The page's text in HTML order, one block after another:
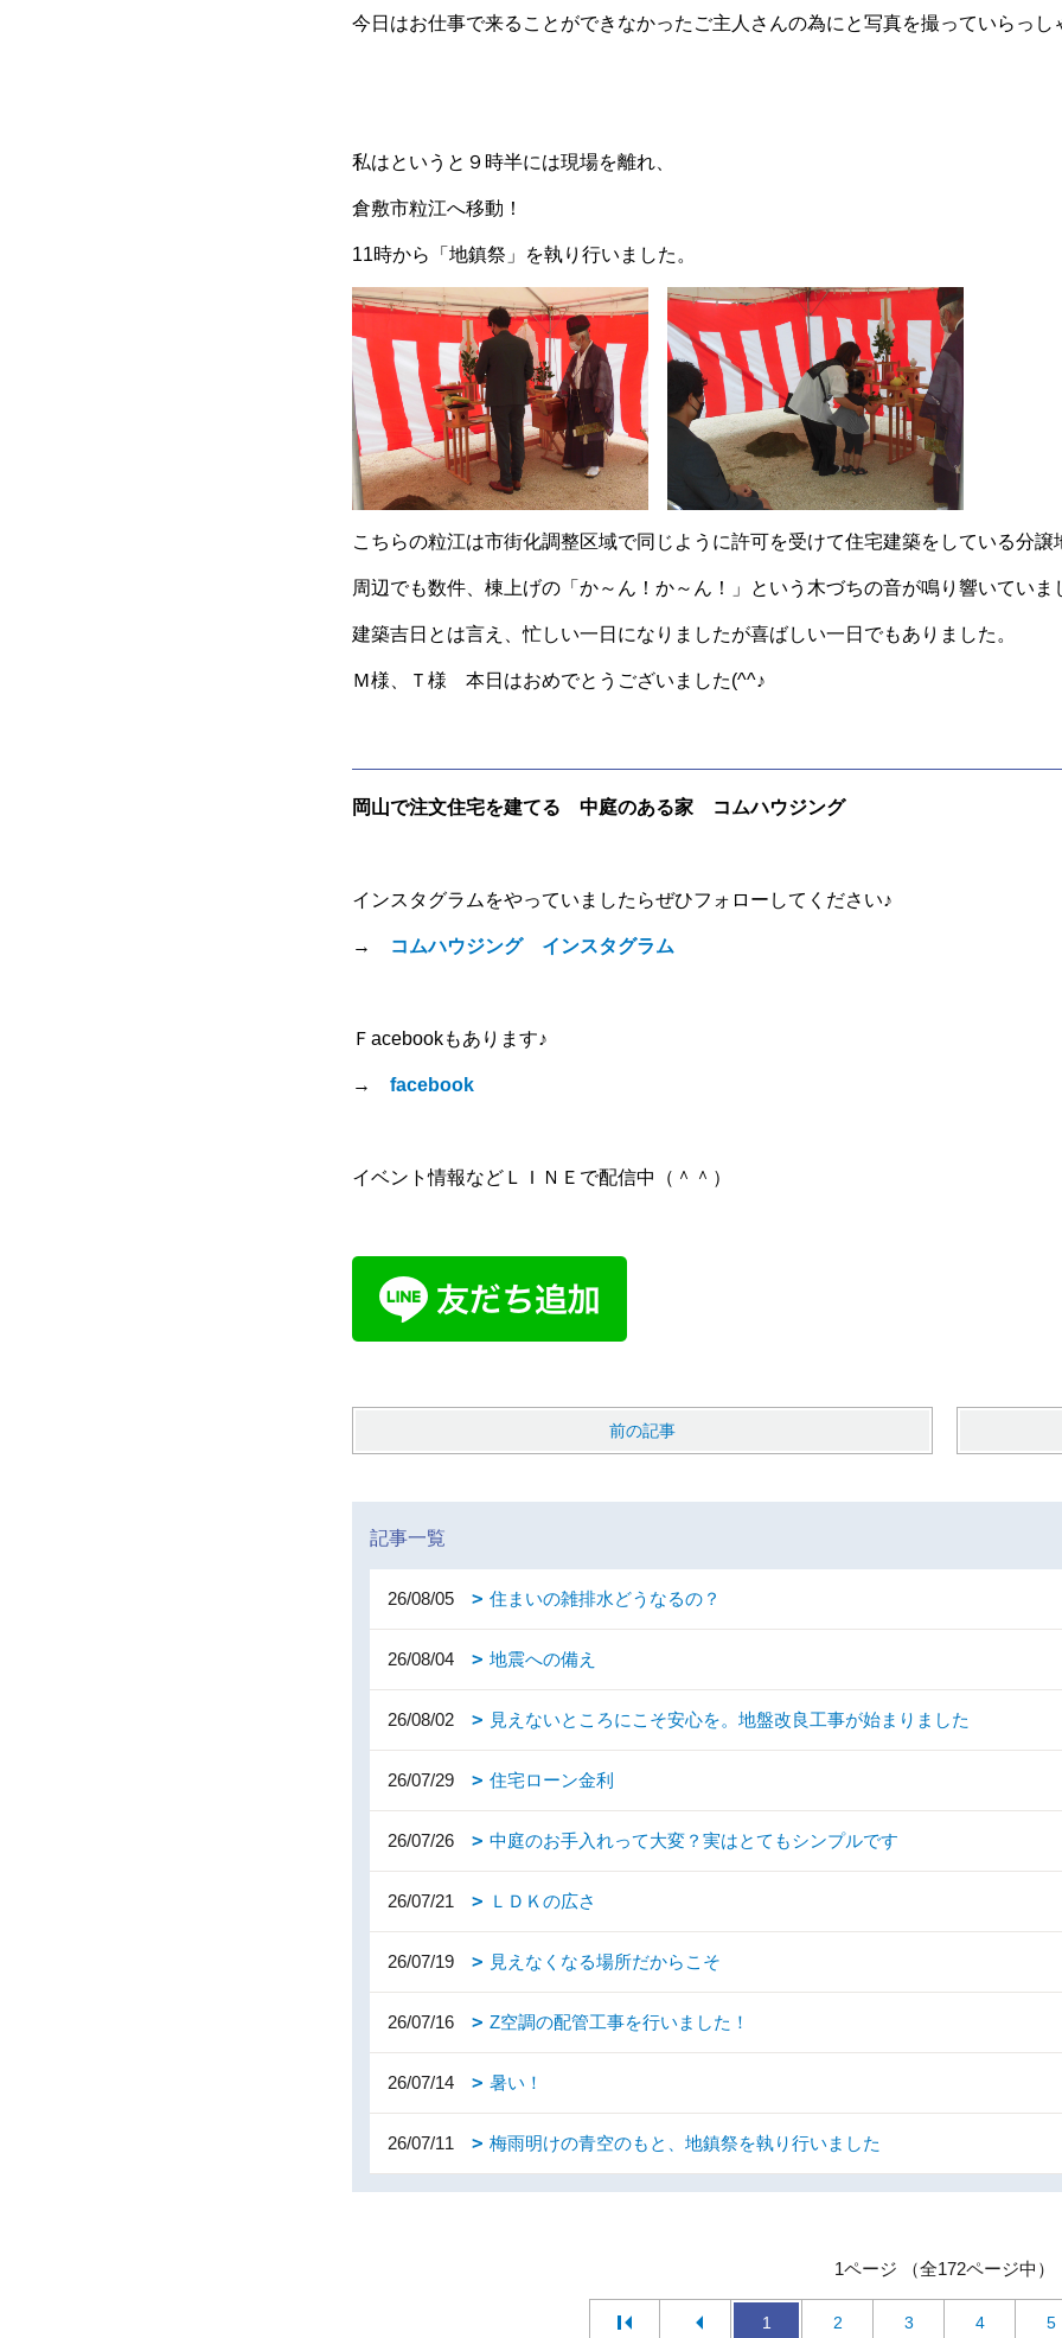
今日はお仕事で来ることができなかったご主人さんの為にと写真を撮っていらっし
私はというと９時半には現場を離れ、
倉敷市粒江へ移動！
11時から「地鎮祭」を執り行いました。
こちらの粒江は市街化調整区域で同じように許可を受けて住宅建築をしている分譲
周辺でも数件、棟上げの「か～ん！か～ん！」という木づちの音が鳴り響いていま
建築吉日とは言え、忙しい一日になりましたが喜ばしい一日でもありました。
Ｍ様、Ｔ様 本日はおめでとうございました(^^♪
岡山で注文住宅を建てる 中庭のある家 コムハウジング
インスタグラムをやっていましたらぜひフォローしてください♪
→ コムハウジング インスタグラム
Ｆacebookもあります♪
→ facebook
イベント情報などＬＩＮＥで配信中（＾＾）
前の記事
記事一覧
26/08/05 住まいの雑排水どうなるの？
26/08/04 地震への備え
26/08/02 見えないところにこそ安心を。地盤改良工事が始まりました
26/07/29 住宅ローン金利
26/07/26 中庭のお手入れって大変？実はとてもシンプルです
26/07/21 ＬＤＫの広さ
26/07/19 見えなくなる場所だからこそ
26/07/16 Z空調の配管工事を行いました！
26/07/14 暑い！
26/07/11 梅雨明けの青空のもと、地鎮祭を執り行いました
1ページ （全172ページ中）
1 2 3 4 5